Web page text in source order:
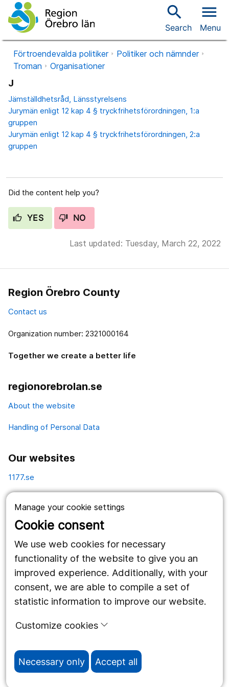
Manage your cookie settings
Cookie consent
We use web cookies for necessary
functionality of the website to give you an
improved experience. Additionally, with your
consent, we are able to compile a set of
statistic information to improve our website.
Customize cookies
Necessary only Accept all
search
Search
menu
Menu
Förtroendevalda politiker
Politiker och nämnder
Troman
Organisationer
J
Jämställdhetsråd, Länsstyrelsens
Jurymän enligt 12 kap 4 § tryckfrihetsförordningen, 1:a
gruppen
Jurymän enligt 12 kap 4 § tryckfrihetsförordningen, 2:a
gruppen
Did the content help you?
YES NO
Last updated: Tuesday, March 22, 2022
Region Örebro County
Contact us
Organization number: 2321000164
Together we create a better life
regionorebrolan.se
About the website
Handling of Personal Data
Our websites
1177.se
Vårdgivare
Utveckling
Follow us
Facebook